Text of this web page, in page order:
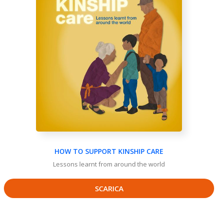
HOW TO SUPPORT KINSHIP CARE
Lessons learnt from around the world
SCARICA